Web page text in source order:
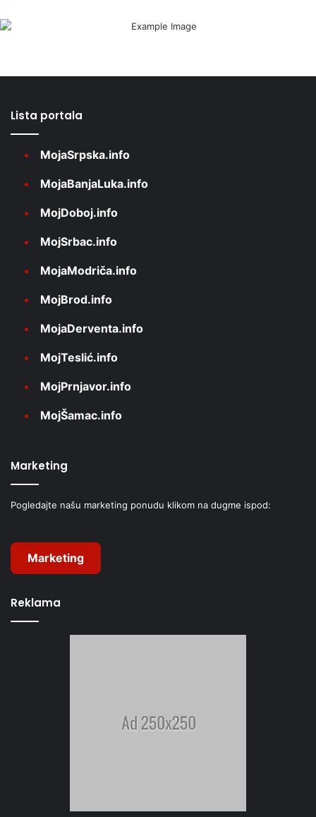
Lista portala
MojaSrpska.info
MojaBanjaLuka.info
MojDoboj.info
MojSrbac.info
MojaModriča.info
MojBrod.info
MojaDerventa.info
MojTeslić.info
MojPrnjavor.info
MojŠamac.info
Marketing
Pogledajte našu marketing ponudu klikom na dugme ispod:
Marketing
Reklama